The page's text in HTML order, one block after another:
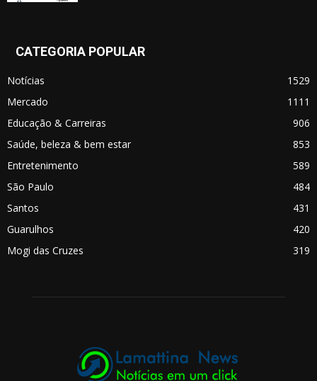
CATEGORIA POPULAR
Notícias
1529
Mercado
1111
Educação & Carreiras
906
Saúde, beleza & bem estar
853
Entretenimento
589
São Paulo
484
Santos
431
Guarulhos
420
Mogi das Cruzes
319